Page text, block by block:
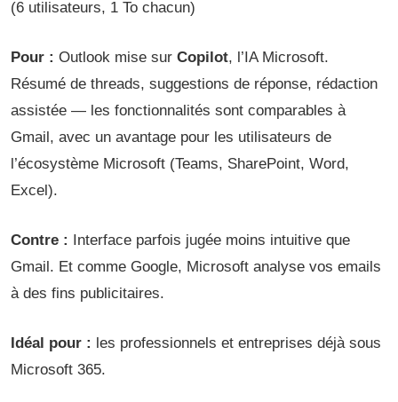
(6 utilisateurs, 1 To chacun)
Pour : Outlook mise sur Copilot, l’IA Microsoft.
Résumé de threads, suggestions de réponse, rédaction
assistée — les fonctionnalités sont comparables à
Gmail, avec un avantage pour les utilisateurs de
l’écosystème Microsoft (Teams, SharePoint, Word,
Excel).
Contre : Interface parfois jugée moins intuitive que
Gmail. Et comme Google, Microsoft analyse vos emails
à des fins publicitaires.
Idéal pour : les professionnels et entreprises déjà sous
Microsoft 365.